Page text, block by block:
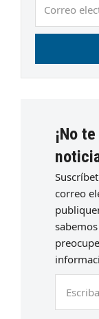
electrónico
¡No
correo